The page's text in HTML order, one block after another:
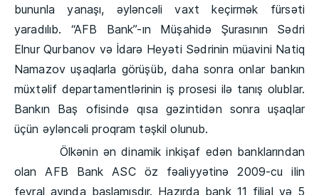
bununla yanaşı, əyləncəli vaxt keçirmək fürsəti
yaradılıb. “AFB Bank”-ın Müşahidə Şurasının Sədri
Elnur Qurbanov və İdarə Heyəti Sədrinin müavini Natiq
Namazov uşaqlarla görüşüb, daha sonra onlar bankın
müxtəlif departamentlərinin iş prosesi ilə tanış olublar.
Bankın Baş ofisində qısa gəzintidən sonra uşaqlar
üçün əyləncəli proqram təşkil olunub.
Ölkənin ən dinamik inkişaf edən banklarından
olan AFB Bank ASC öz fəaliyyətinə 2009-cu ilin
fevral ayında başlamışdır. Hazırda bank 11 filial və 5